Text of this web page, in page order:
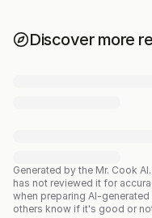
Discover more
Generated by the Mr. Cook AI.
has not reviewed it for
when preparing AI-
others know if it's good or